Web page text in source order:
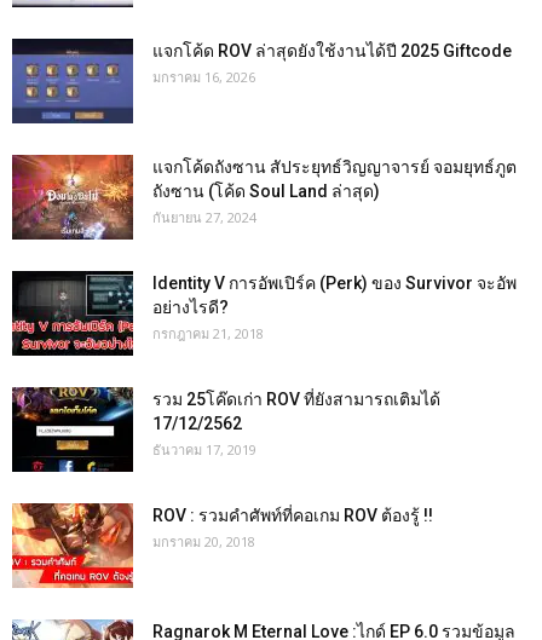
แจกโค้ด ROV ล่าสุดยังใช้งานได้ปี 2025 Giftcode
มกราคม 16, 2026
แจกโค้ดถังซาน สัประยุทธ์วิญญาจารย์ จอมยุทธ์ภูต
ถังซาน (โค้ด Soul Land ล่าสุด)
กันยายน 27, 2024
Identity V การอัพเปิร์ค (Perk) ของ Survivor จะอัพ
อย่างไรดี?
กรกฎาคม 21, 2018
รวม 25โค๊ดเก่า ROV ที่ยังสามารถเติมได้
17/12/2562
ธันวาคม 17, 2019
ROV : รวมคำศัพท์ที่คอเกม ROV ต้องรู้ !!
มกราคม 20, 2018
Ragnarok M Eternal Love :ไกด์ EP 6.0 รวมข้อมูล